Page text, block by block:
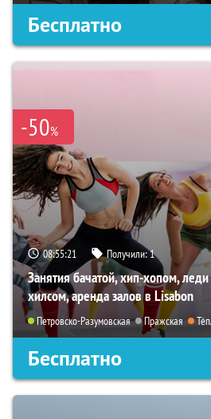
Бесплатно
-50%
08:55:20 Получили:1
Занятия бачатой, хип-хопом,
хилсом, аренда залов в Lisabon
Петровско-Разумовская Пражская
Бесплатно